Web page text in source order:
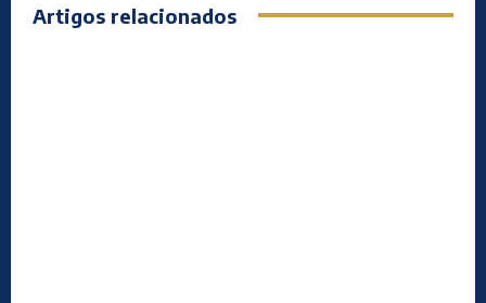
Artigos relacionados